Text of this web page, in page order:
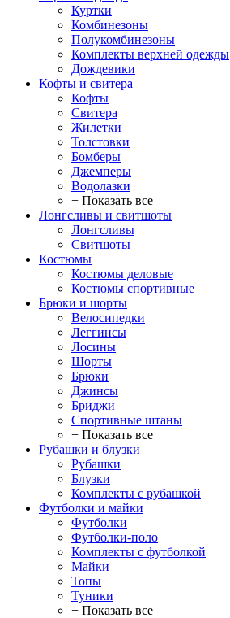
Куртки
Комбинезоны
Полукомбинезоны
Комплекты верхней одежды
Дождевики
Кофты и свитера
Кофты
Свитера
Жилетки
Толстовки
Бомберы
Джемперы
Водолазки
+ Показать все
Лонгсливы и свитшоты
Лонгсливы
Свитшоты
Костюмы
Костюмы деловые
Костюмы спортивные
Брюки и шорты
Велосипедки
Леггинсы
Лосины
Шорты
Брюки
Джинсы
Бриджи
Спортивные штаны
+ Показать все
Рубашки и блузки
Рубашки
Блузки
Комплекты с рубашкой
Футболки и майки
Футболки
Футболки-поло
Комплекты с футболкой
Майки
Топы
Туники
+ Показать все